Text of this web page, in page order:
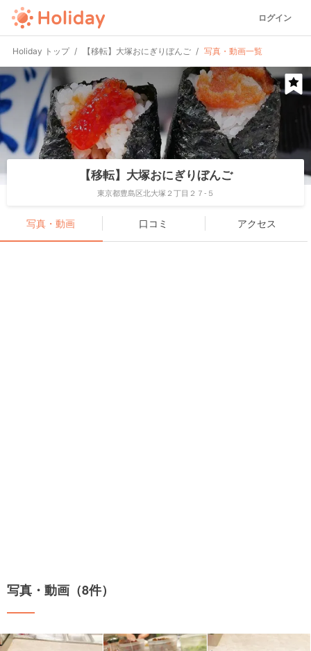
ログイン
Holiday トップ 【移転】大塚おにぎりぼんご 写真・動画一覧
【移転】大塚おにぎりぼんご
東京都豊島区北大塚２丁目２７-５
写真・動画 口コミ アクセス
写真・動画（8件）